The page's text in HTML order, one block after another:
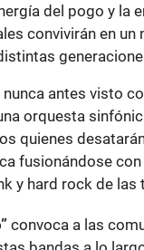
del pogo y la
convivirán en un
antes visto
orquesta
quienes
fusionándose con
y hard rock de las
convoca a las